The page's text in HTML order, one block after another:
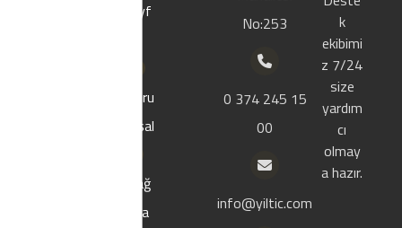
sayf
Kuru
msal
Mağ
aza
No:253
0 374 245 15
00
info@yiltic.com
k
ekibimi
z 7/24
size
yardım
cı
olmay
a hazır.